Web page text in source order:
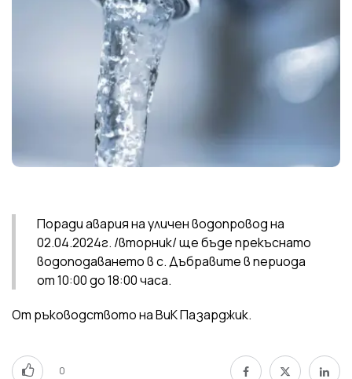
Поради авария на уличен водопровод на
02.04.2024г. /вторник/ ще бъде прекъснато
водоподаването в с. Дъбравите в периода
от 10:00 до 18:00 часа.
От ръководството на ВиК Пазарджик.
0